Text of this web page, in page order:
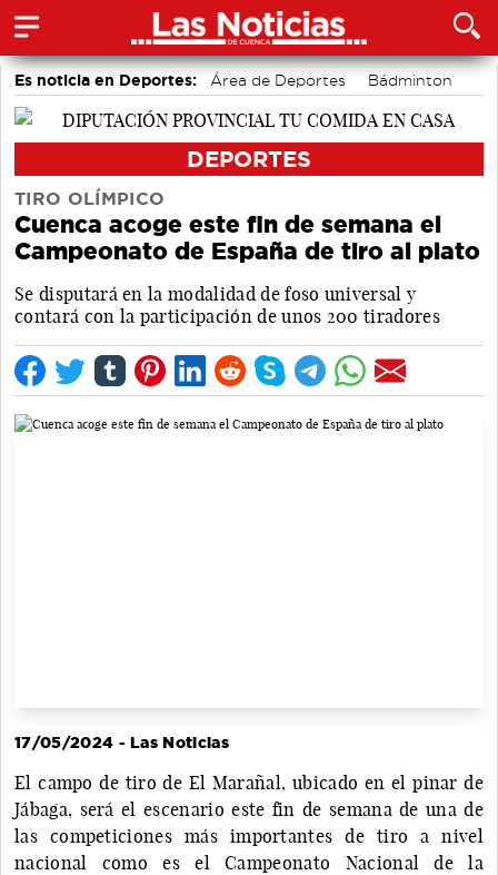
Es noticia en Deportes: Área de Deportes
Bádminton
Motor
DEPORTES
TIRO OLÍMPICO
Cuenca acoge este fin de semana el
Campeonato de España de tiro al plato
Se disputará en la modalidad de foso universal y
contará con la participación de unos 200 tiradores
17/05/2024 - Las Noticias
El campo de tiro de El Marañal, ubicado en el pinar de
Jábaga, será el escenario este fin de semana de una de
las competiciones más importantes de tiro a nivel
nacional como es el Campeonato Nacional de la